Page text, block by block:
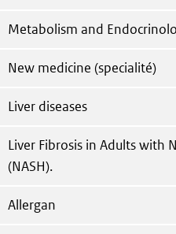
Metabolism and
New medicine (specialité)
Liver diseases
Liver Fibrosis in Adults with
(NASH).
Allergan